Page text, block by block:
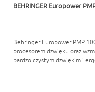
BEHRINGER Europower
Behringer Europower PMP
procesorem dzwięku oraz
bardzo czystym dzwiękim i